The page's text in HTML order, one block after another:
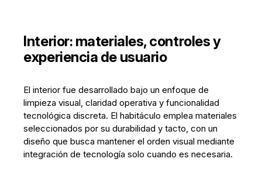
Interior: materiales, controles y
experiencia de usuario
El interior fue desarrollado bajo un enfoque de
limpieza visual, claridad operativa y funcionalidad
tecnológica discreta. El habitáculo emplea materiales
seleccionados por su durabilidad y tacto, con un
diseño que busca mantener el orden visual mediante
integración de tecnología solo cuando es necesaria.